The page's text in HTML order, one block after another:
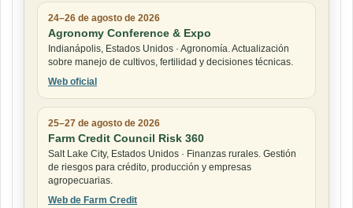
24–26 de agosto de 2026
Agronomy Conference & Expo
Indianápolis, Estados Unidos · Agronomía. Actualización
sobre manejo de cultivos, fertilidad y decisiones técnicas.
Web oficial
25–27 de agosto de 2026
Farm Credit Council Risk 360
Salt Lake City, Estados Unidos · Finanzas rurales. Gestión
de riesgos para crédito, producción y empresas
agropecuarias.
Web de Farm Credit